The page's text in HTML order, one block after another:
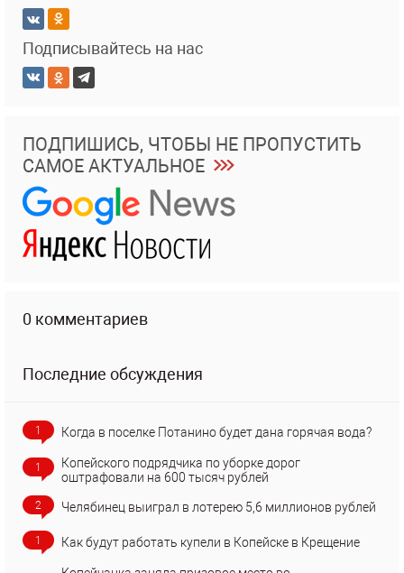
Подписывайтесь на нас
ПОДПИШИСЬ, ЧТОБЫ НЕ ПРОПУСТИТЬ
САМОЕ АКТУАЛЬНОЕ
0 комментариев
Последние обсуждения
1 Когда в поселке Потанино будет дана горячая вода?
1
Копейского подрядчика по уборке дорог
оштрафовали на 600 тысяч рублей
2 Челябинец выиграл в лотерею 5,6 миллионов рублей
1 Как будут работать купели в Копейске в Крещение